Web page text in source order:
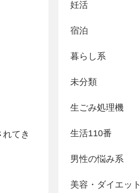
てき
妊活
宿泊
暮らし系
未分類
生ごみ処理機
生活110番
男性の悩み系
美容・ダイエット